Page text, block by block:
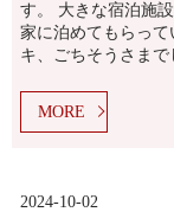
す。 大きな宿泊施
家に泊めてもらっ
キ、ごちそうさまで
MORE
2024-10-02